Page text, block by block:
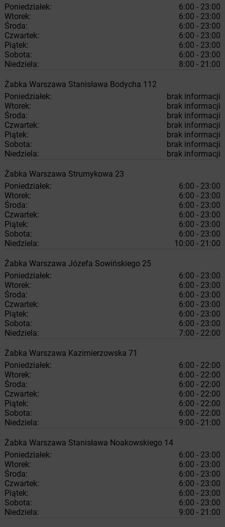
Poniedziałek:
6:00 - 23:00
Wtorek:
6:00 - 23:00
Środa:
6:00 - 23:00
Czwartek:
6:00 - 23:00
Piątek:
6:00 - 23:00
Sobota:
6:00 - 23:00
Niedziela:
8:00 - 21:00
Żabka Warszawa Stanisława Bodycha 112
Poniedziałek:
brak informacji
Wtorek:
brak informacji
Środa:
brak informacji
Czwartek:
brak informacji
Piątek:
brak informacji
Sobota:
brak informacji
Niedziela:
brak informacji
Żabka Warszawa Strumykowa 23
Poniedziałek:
6:00 - 23:00
Wtorek:
6:00 - 23:00
Środa:
6:00 - 23:00
Czwartek:
6:00 - 23:00
Piątek:
6:00 - 23:00
Sobota:
6:00 - 23:00
Niedziela:
10:00 - 21:00
Żabka Warszawa Józefa Sowińskiego 25
Poniedziałek:
6:00 - 23:00
Wtorek:
6:00 - 23:00
Środa:
6:00 - 23:00
Czwartek:
6:00 - 23:00
Piątek:
6:00 - 23:00
Sobota:
6:00 - 23:00
Niedziela:
7:00 - 22:00
Żabka Warszawa Kazimierzowska 71
Poniedziałek:
6:00 - 22:00
Wtorek:
6:00 - 22:00
Środa:
6:00 - 22:00
Czwartek:
6:00 - 22:00
Piątek:
6:00 - 22:00
Sobota:
6:00 - 22:00
Niedziela:
9:00 - 21:00
Żabka Warszawa Stanisława Noakowskiego 14
Poniedziałek:
6:00 - 23:00
Wtorek:
6:00 - 23:00
Środa:
6:00 - 23:00
Czwartek:
6:00 - 23:00
Piątek:
6:00 - 23:00
Sobota:
6:00 - 23:00
Niedziela:
9:00 - 21:00